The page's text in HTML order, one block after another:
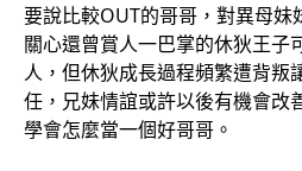
要說比較OUT的哥哥，對異母妹
關心還曾賞人一巴掌的休狄王子
人，但休狄成長過程頻繁遭背叛
任，兄妹情誼或許以後有機會改
學會怎麼當一個好哥哥。